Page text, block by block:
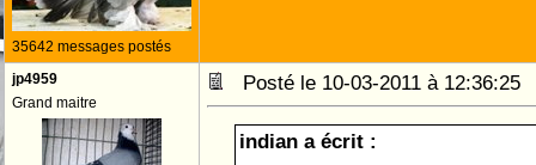
35642 messages postés
jp4959
Grand maitre
Posté le 10-03-2011 à
indian a écrit :